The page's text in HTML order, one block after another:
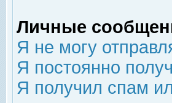
Личные
Я не могу
Я постоянно
Я получил спам